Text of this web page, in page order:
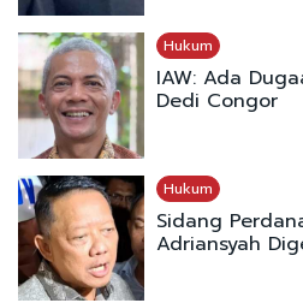
Hukum
IAW: Ada
Dedi Congor
Hukum
Sidang
Adriansyah